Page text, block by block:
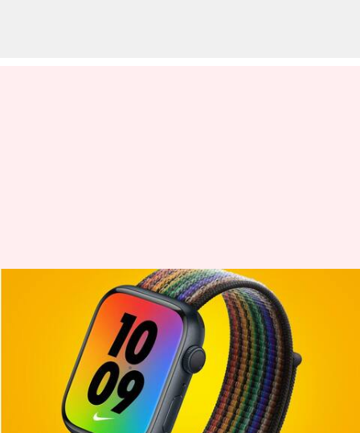
கலர் கலராக மாறும் வாட்ச்
பேண்ட் - அறிமுகம் செய்த
ஆப்பிள்
Siranjeevi Feb 24, 2023 02:39 pm
செய்தி முன்னோட்டம்